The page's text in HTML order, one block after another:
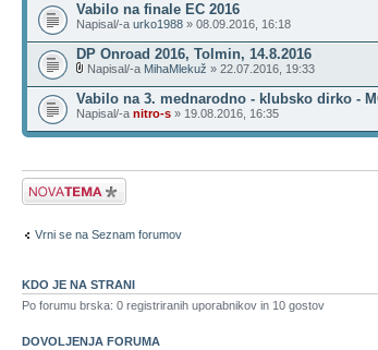
Vabilo na finale EC 2016
Napisal/-a urko1988 » 08.09.2016, 16:18
DP Onroad 2016, Tolmin, 14.8.2016
Napisal/-a MihaMlekuž » 22.07.2016, 19:33
Vabilo na 3. mednarodno - klubsko dirko -
Napisal/-a nitro-s » 19.08.2016, 16:35
Napiši novo temo
Vrni se na Seznam forumov
KDO JE NA STRANI
Po forumu brska: 0 registriranih uporabnikov in 10 gostov
DOVOLJENJA FORUMA